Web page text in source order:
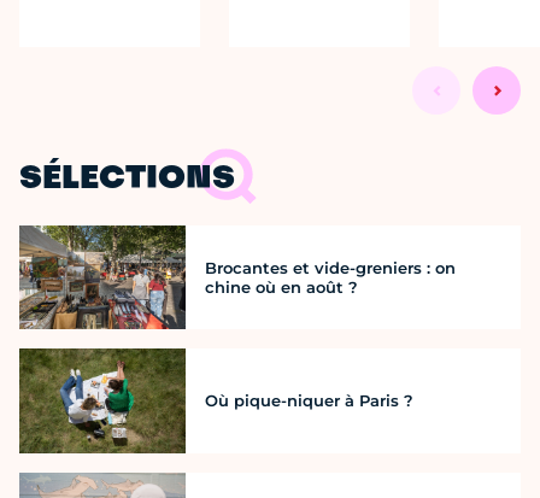
SÉLECTIONS
Brocantes et vide-greniers : on
chine où en août ?
Où pique-niquer à Paris ?